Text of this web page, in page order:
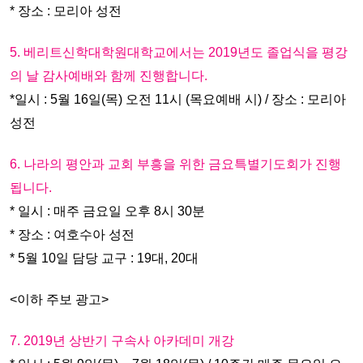
* 장소 : 모리아 성전
5. 베리트신학대학원대학교에서는 2019년도 졸업식을 평강
의 날 감사예배와 함께 진행합니다.
*일시 : 5월 16일(목) 오전 11시 (목요예배 시) / 장소 : 모리아
성전
6. 나라의 평안과 교회 부흥을 위한 금요특별기도회가 진행
됩니다.
* 일시 : 매주 금요일 오후 8시 30분
* 장소 : 여호수아 성전
* 5월 10일 담당 교구 : 19대, 20대
<이하 주보 광고>
7. 2019년 상반기 구속사 아카데미 개강